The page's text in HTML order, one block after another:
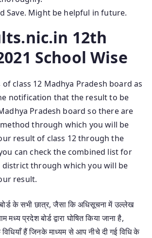
Save. Might be helpful in future.
12th
School Wise
class 12 Madhya Pradesh board as
notification that the result to be
Pradesh board so there are
through which you will be
result of class 12 through the
can check the combined list for
through which you will be
result.
के सभी छात्र, जैसा कि अधिसूचना में उल्लेख
मध्य प्रदेश बोर्ड द्वारा घोषित किया जाना है,
हैं जिनके माध्यम से आप नीचे दी गई विधि के